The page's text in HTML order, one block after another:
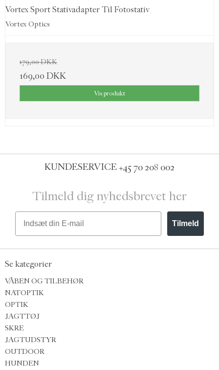
Vortex Sport Stativadapter Til Fotostativ
Vortex Optics
179,00 DKK
169,00 DKK
Vis produkt
KUNDESERVICE+45 70 208 002
Tilmeld dig nyhedsbrevet her
Email
Tilmeld
Se kategorier
VÅBEN OG TILBEHØR
NATOPTIK
OPTIK
JAGTTØJ
SKRE
JAGTUDSTYR
OUTDOOR
HUNDEN